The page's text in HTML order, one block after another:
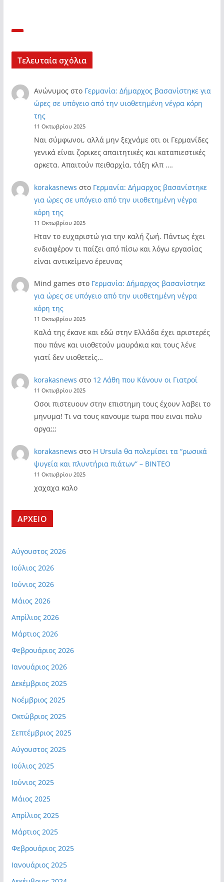
Τελευταία σχόλια
Ανώνυμος στο Γερμανία: Δήμαρχος βασανίστηκε για
ώρες σε υπόγειο από την υιοθετημένη νέγρα κόρη
της
11 Οκτωβρίου 2025
Ναι σύμφωνοι, αλλά μην ξεχνάμε οτι οι Γερμανίδες
γενικά είναι ζορικες απαιτητικές και καταπιεστικές
αρκετα. Απαιτούν πειθαρχία, τάξη κλπ .…
korakasnews στο Γερμανία: Δήμαρχος βασανίστηκε
για ώρες σε υπόγειο από την υιοθετημένη νέγρα
κόρη της
11 Οκτωβρίου 2025
Ηταν το ευχαριστώ για την καλή ζωή. Πάντως έχει
ενδιαφέρον τι παίζει από πίσω και λόγω εργασίας
είναι αντικείμενο έρευνας
Mind games στο Γερμανία: Δήμαρχος βασανίστηκε
για ώρες σε υπόγειο από την υιοθετημένη νέγρα
κόρη της
11 Οκτωβρίου 2025
Καλά της έκανε και εδώ στην Ελλάδα έχει αριστερές
που πάνε και υιοθετούν μαυράκια και τους λένε
γιατί δεν υιοθετείς…
korakasnews στο 12 Λάθη που Κάνουν οι Γιατροί
11 Οκτωβρίου 2025
Οσοι πιστευουν στην επιστημη τους έχουν λαβει το
μηνυμα! Τι να τους κανουμε τωρα που ειναι πολυ
αργα;;;
korakasnews στο Η Ursula θα πολεμίσει τα “ρωσικά
ψυγεία και πλυντήρια πιάτων” – ΒΙΝΤΕΟ
11 Οκτωβρίου 2025
χαχαχα καλο
ΑΡΧΕΙΟ
Αύγουστος 2026
Ιούλιος 2026
Ιούνιος 2026
Μάιος 2026
Απρίλιος 2026
Μάρτιος 2026
Φεβρουάριος 2026
Ιανουάριος 2026
Δεκέμβριος 2025
Νοέμβριος 2025
Οκτώβριος 2025
Σεπτέμβριος 2025
Αύγουστος 2025
Ιούλιος 2025
Ιούνιος 2025
Μάιος 2025
Απρίλιος 2025
Μάρτιος 2025
Φεβρουάριος 2025
Ιανουάριος 2025